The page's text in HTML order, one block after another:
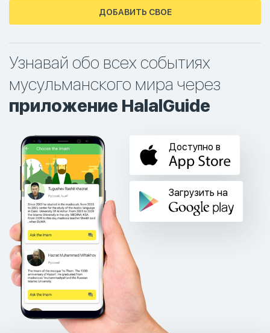
ДОБАВИТЬ СВОЕ
Узнавай обо всех событиях
мусульманского мира через
приложение HalalGuide
Доступно в
Загрузить на